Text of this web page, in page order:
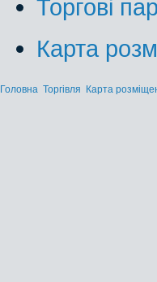
Торгові
Карта
Головна Торгівля Карта